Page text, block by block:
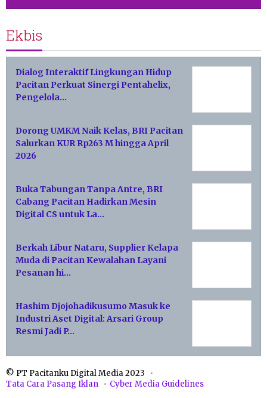
Ekbis
Dialog Interaktif Lingkungan Hidup
Pacitan Perkuat Sinergi Pentahelix,
Pengelola…
Dorong UMKM Naik Kelas, BRI Pacitan
Salurkan KUR Rp263 M hingga April
2026
Buka Tabungan Tanpa Antre, BRI
Cabang Pacitan Hadirkan Mesin
Digital CS untuk La…
Berkah Libur Nataru, Supplier Kelapa
Muda di Pacitan Kewalahan Layani
Pesanan hi…
Hashim Djojohadikusumo Masuk ke
Industri Aset Digital: Arsari Group
Resmi Jadi P…
© PT Pacitanku Digital Media 2023
Tata Cara Pasang Iklan
Cyber Media Guidelines